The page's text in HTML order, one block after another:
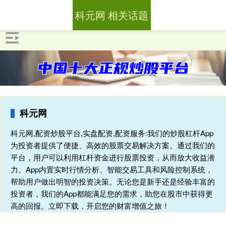
科元网
科元网,配资炒股平台,实盘配资,配资服务:我们的炒股杠杆App
为投资者提供了便捷、高效的股票交易解决方案。通过我们的
平台，用户可以利用杠杆资金进行股票投资，从而放大收益潜
力。App内置实时行情分析、智能交易工具和风险控制系统，
帮助用户做出明智的投资决策。无论您是新手还是经验丰富的
投资者，我们的App都能满足您的需求，助您在股市中获得更
高的回报。立即下载，开启您的财富增值之旅！
科元网 相关话题